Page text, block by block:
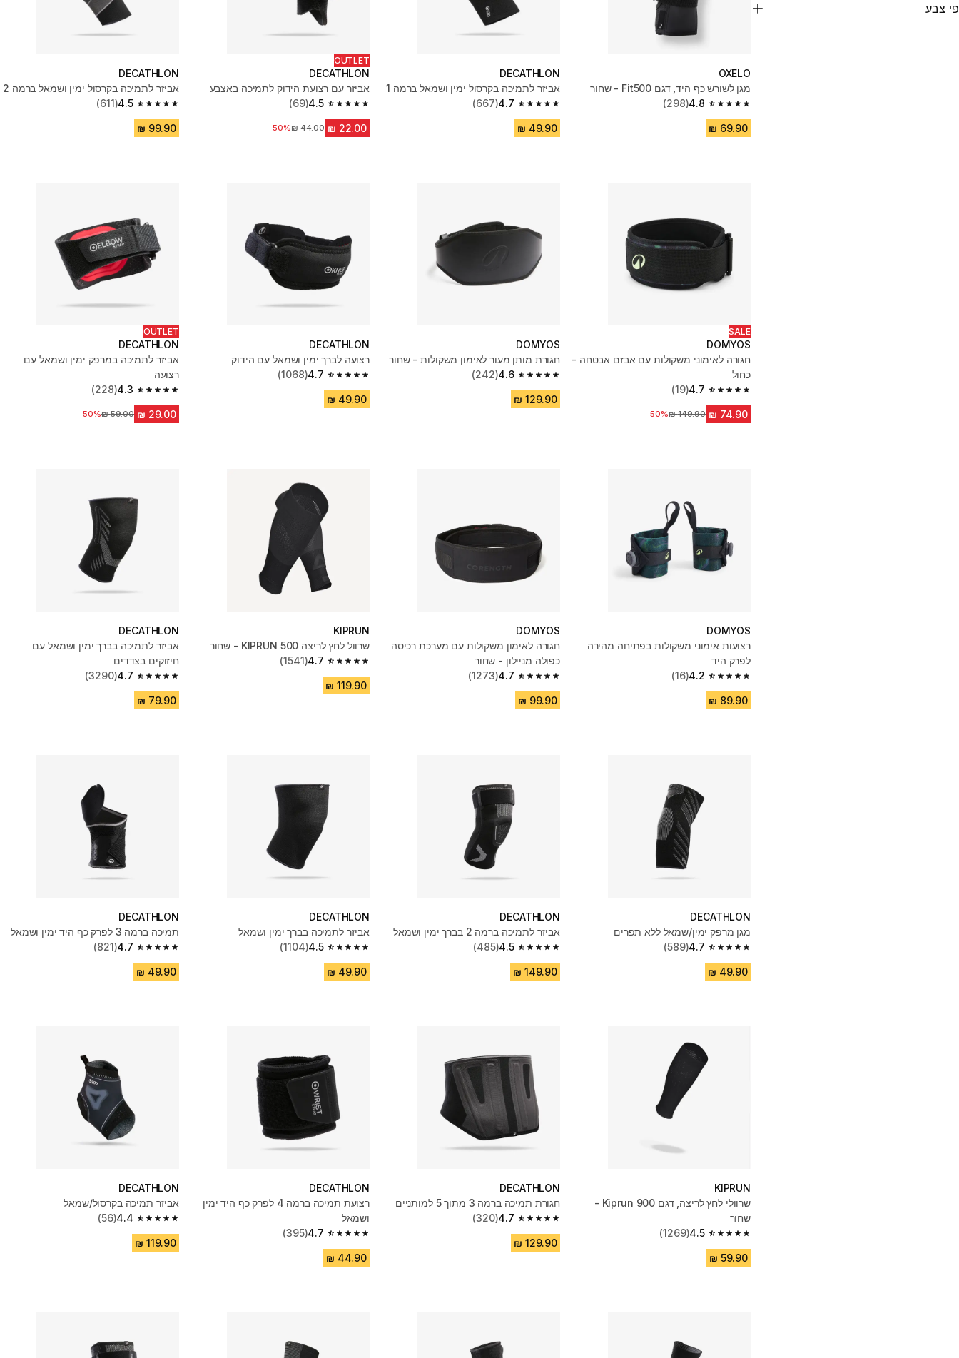
צבע
OXELO
מגן לשורש כף היד, דגם Fit500 - שחור
4.8
4.8 out of 5 stars from 298 reviews
(298)
DECATHLON
אביזר לתמיכה בקרסול ימין ושמאל ברמה 1
4.7
4.7 out of 5 stars from 667 reviews
(667)
OUTLET
DECATHLON
אביזר עם רצועת הידוק לתמיכה באצבע
4.5
4.5 out of 5 stars from 69 reviews
(69)
מחיר לפני הנחה‏44.00 ₪
50%
DECATHLON
אביזר לתמיכה בקרסול ימין ושמאל ברמה 2
4.5
4.5 out of 5 stars from 611 reviews
(611)
SALE
DOMYOS
חגורה לאימוני משקולות עם אבזם אבטחה -
כחול
4.7
4.7 out of 5 stars from 19 reviews
(19)
מחיר לפני הנחה‏149.90 ₪
50%
DOMYOS
חגורת מותן מעור לאימון משקולות - שחור
4.6
4.6 out of 5 stars from 242 reviews
(242)
DECATHLON
רצועה לברך ימין ושמאל עם הידוק
4.7
4.7 out of 5 stars from 1068 reviews
(1068)
OUTLET
DECATHLON
אביזר לתמיכה במרפק ימין ושמאל עם
רצועה
4.3
4.3 out of 5 stars from 228 reviews
(228)
מחיר לפני הנחה‏59.00 ₪
50%
DOMYOS
רצועות אימוני משקולות בפתיחה מהירה
לפרק היד
4.2
4.2 out of 5 stars from 16 reviews
(16)
DOMYOS
חגורה לאימון משקולות עם מערכת רכיסה
כפולה מניילון - שחור
4.7
4.7 out of 5 stars from 1273 reviews
(1273)
KIPRUN
שרוול לחץ לריצה KIPRUN 500 - שחור
4.7
4.7 out of 5 stars from 1541 reviews
(1541)
DECATHLON
אביזר לתמיכה בברך ימין ושמאל עם
חיזוקים בצדדים
4.7
4.7 out of 5 stars from 3290 reviews
(3290)
DECATHLON
מגן מרפק ימין/שמאל ללא תפרים
4.7
4.7 out of 5 stars from 589 reviews
(589)
DECATHLON
אביזר לתמיכה ברמה 2 בברך ימין ושמאל
4.5
4.5 out of 5 stars from 485 reviews
(485)
DECATHLON
אביזר לתמיכה בברך ימין ושמאל
4.5
4.5 out of 5 stars from 1104 reviews
(1104)
DECATHLON
תמיכה ברמה 3 לפרק כף היד ימין ושמאל
4.7
4.7 out of 5 stars from 821 reviews
(821)
KIPRUN
שרוולי לחץ לריצה, דגם Kiprun 900 -
שחור
4.5
4.5 out of 5 stars from 1269 reviews
(1269)
DECATHLON
חגורת תמיכה ברמה 3 מתוך 5 למותניים
4.7
4.7 out of 5 stars from 320 reviews
(320)
DECATHLON
רצועת תמיכה ברמה 4 לפרק כף היד ימין
ושמאל
4.7
4.7 out of 5 stars from 395 reviews
(395)
DECATHLON
אביזר תמיכה בקרסול/שמאל
4.4
4.4 out of 5 stars from 56 reviews
(56)